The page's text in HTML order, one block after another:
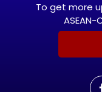
To get more
ASEAN-